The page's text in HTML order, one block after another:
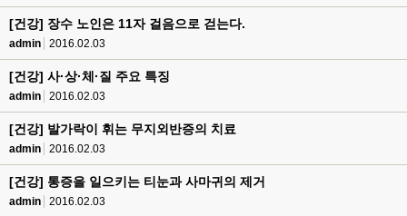
[건강] 장수 노인은 11자 걸음으로 걷는다.
admin 2016.02.03
[건강] 사·상·체·질 주요 특징
admin 2016.02.03
[건강] 발가락이 휘는 무지외반증의 치료
admin 2016.02.03
[건강] 통증을 일으키는 티눈과 사마귀의 제거
admin 2016.02.03